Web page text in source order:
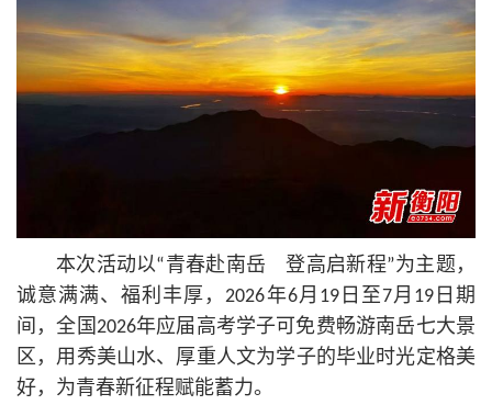
本次活动以“青春赴南岳 登高启新程”为主题，
诚意满满、福利丰厚，2026年6月19日至7月19日期
间，全国2026年应届高考学子可免费畅游南岳七大景
区，用秀美山水、厚重人文为学子的毕业时光定格美
好，为青春新征程赋能蓄力。